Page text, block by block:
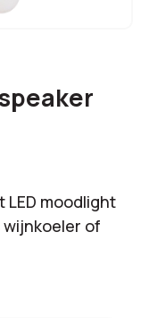
LED moodlight
of